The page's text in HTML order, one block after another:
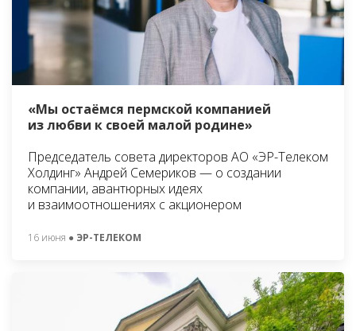
«Мы остаёмся пермской компанией
из любви к своей малой родине»
Председатель совета директоров АО «ЭР-Телеком
Холдинг» Андрей Семериков — о создании
компании, авантюрных идеях
и взаимоотношениях с акционером
16 июня ● ЭР-ТЕЛЕКОМ